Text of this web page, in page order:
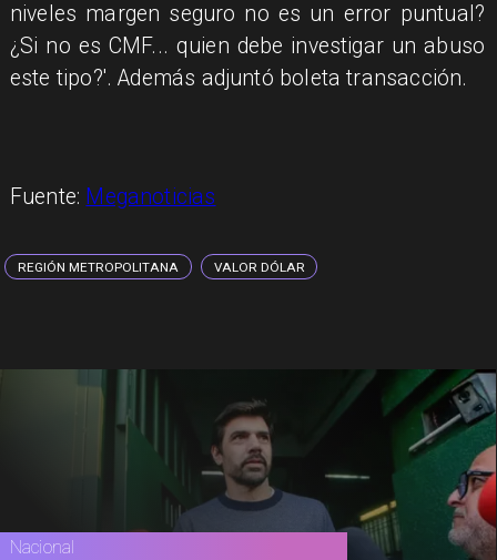
niveles margen seguro no es un error puntual?
¿Si no es CMF... quien debe investigar un abuso
este tipo?'. Además adjuntó boleta transacción.
Fuente: Meganoticias
REGIÓN METROPOLITANA VALOR DÓLAR
Nacional